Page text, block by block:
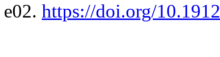
e02. https://doi.org/